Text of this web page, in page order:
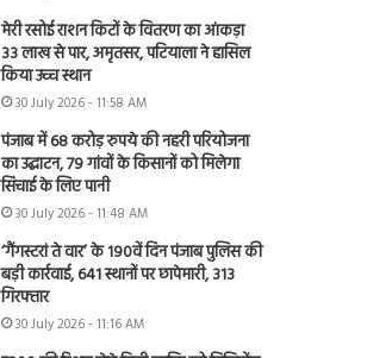
मेरी रसोई राशन किटों के वितरण का आंकड़ा
33 लाख से पार, अमृतसर, पटियाला ने हासिल
किया उच्च स्थान
30 July 2026 - 11:58 AM
पंजाब में 68 करोड़ रुपये की नहरी परियोजना
का उद्घाटन, 79 गांवों के किसानों को मिलेगा
सिंचाई के लिए पानी
30 July 2026 - 11:48 AM
‘गैंगस्टरां ते वार’ के 190वें दिन पंजाब पुलिस की
बड़ी कार्रवाई, 641 स्थानों पर छापेमारी, 313
गिरफ्तार
30 July 2026 - 11:16 AM